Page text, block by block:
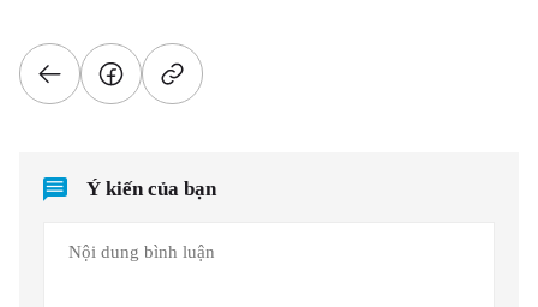
Ý kiến của bạn